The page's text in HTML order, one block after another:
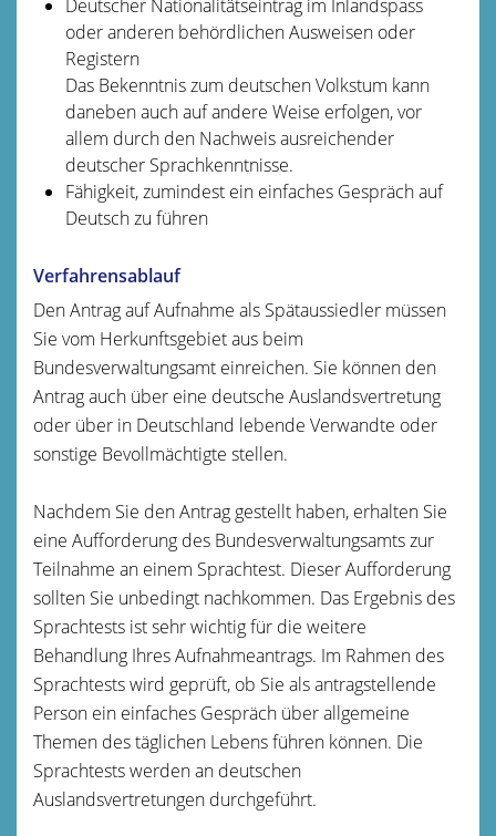
Deutscher Nationalitätseintrag im Inlandspass
oder anderen behördlichen Ausweisen oder
Registern
Das Bekenntnis zum deutschen Volkstum kann
daneben auch auf andere Weise erfolgen, vor
allem durch den Nachweis ausreichender
deutscher Sprachkenntnisse.
Fähigkeit, zumindest ein einfaches Gespräch auf
Deutsch zu führen
Verfahrensablauf
Den Antrag auf Aufnahme als Spätaussiedler müssen
Sie vom Herkunftsgebiet aus beim
Bundesverwaltungsamt einreichen. Sie können den
Antrag auch über eine deutsche Auslandsvertretung
oder über in Deutschland lebende Verwandte oder
sonstige Bevollmächtigte stellen.
Nachdem Sie den Antrag gestellt haben, erhalten Sie
eine Aufforderung des Bundesverwaltungsamts zur
Teilnahme an einem Sprachtest. Dieser Aufforderung
sollten Sie unbedingt nachkommen. Das Ergebnis des
Sprachtests ist sehr wichtig für die weitere
Behandlung Ihres Aufnahmeantrags. Im Rahmen des
Sprachtests wird geprüft, ob Sie als antragstellende
Person ein einfaches Gespräch über allgemeine
Themen des täglichen Lebens führen können. Die
Sprachtests werden an deutschen
Auslandsvertretungen durchgeführt.